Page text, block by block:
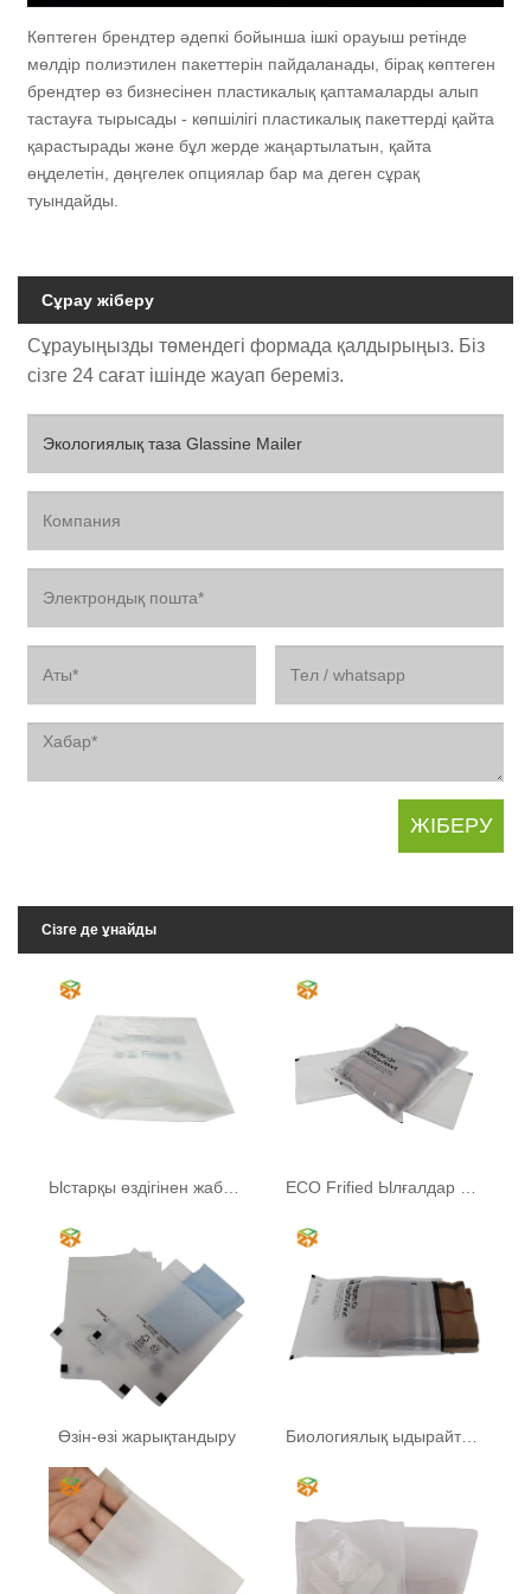
Көптеген брендтер әдепкі бойынша ішкі орауыш ретінде
мөлдір полиэтилен пакеттерін пайдаланады, бірақ көптеген
брендтер өз бизнесінен пластикалық қаптамаларды алып
тастауға тырысады - көпшілігі пластикалық пакеттерді қайта
қарастырады және бұл жерде жаңартылатын, қайта
өңделетін, дөңгелек опциялар бар ма деген сұрақ
туындайды.
Сұрау жіберу
Сұрауыңызды төмендегі формада қалдырыңыз. Біз
сізге 24 сағат ішінде жауап береміз.
Сізге де ұнайды
Ыстарқы өздігінен жабысатын сөмке
Өзін-өзі жарықтандыру Биологиялық ыдырайтын әйнек қағаз сөмкесі